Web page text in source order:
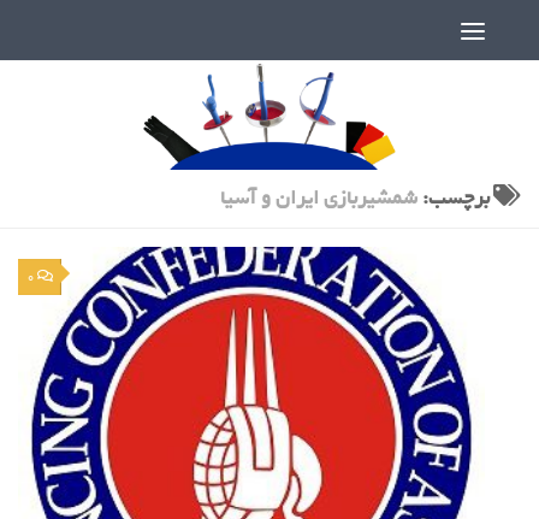
برچسب:شمشیربازی ایران و آسیا
0